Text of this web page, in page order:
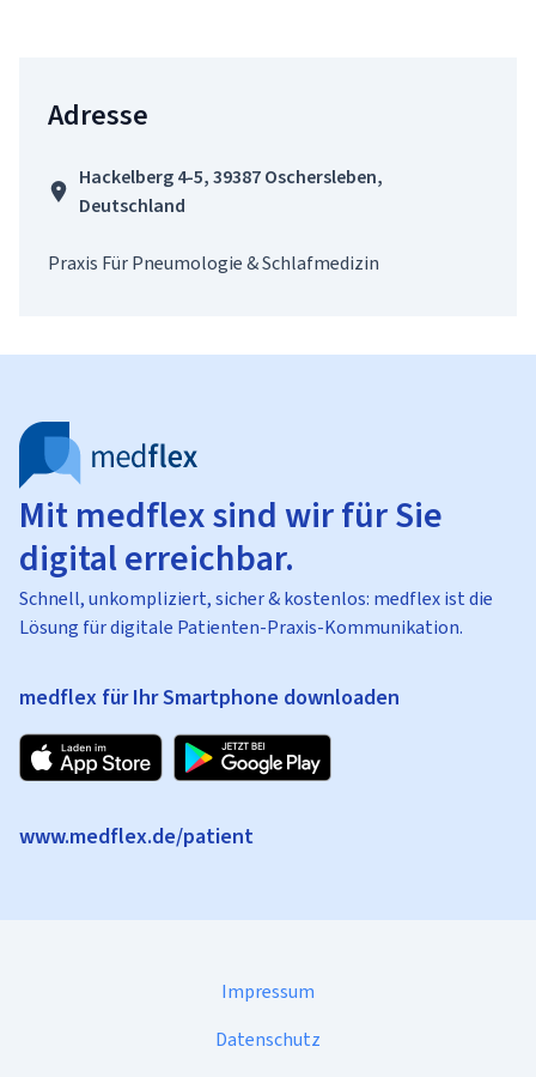
Adresse
Hackelberg 4-5, 39387 Oschersleben,
Deutschland
Praxis Für Pneumologie & Schlafmedizin
Mit medflex sind wir für Sie
digital erreichbar.
Schnell, unkompliziert, sicher & kostenlos: medflex ist die
Lösung für digitale Patienten-Praxis-Kommunikation.
medflex für Ihr Smartphone downloaden
www.medflex.de/patient
Impressum
Datenschutz